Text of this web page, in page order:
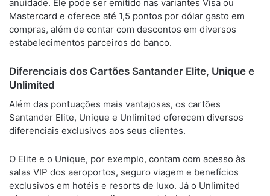
anuidade. Ele pode ser emitido nas variantes Visa ou
Mastercard e oferece até 1,5 pontos por dólar gasto em
compras, além de contar com descontos em diversos
estabelecimentos parceiros do banco.
Diferenciais dos Cartões Santander Elite, Unique e
Unlimited
Além das pontuações mais vantajosas, os cartões
Santander Elite, Unique e Unlimited oferecem diversos
diferenciais exclusivos aos seus clientes.
O Elite e o Unique, por exemplo, contam com acesso às
salas VIP dos aeroportos, seguro viagem e benefícios
exclusivos em hotéis e resorts de luxo. Já o Unlimited